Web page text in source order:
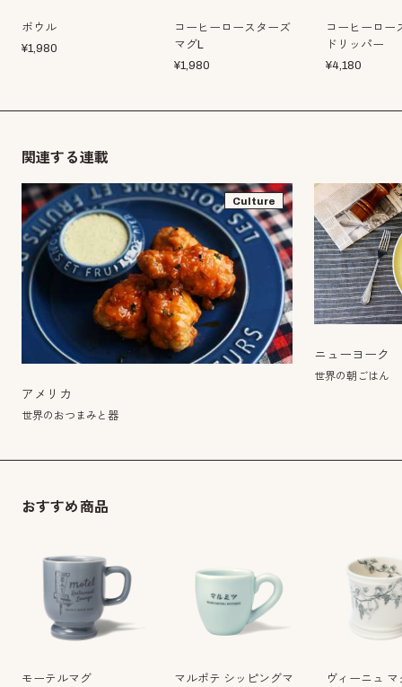
ボウル
¥1,980
コーヒーロースターズ
マグL
¥1,980
コーヒーロー
ドリッパー
¥4,180
関連する連載
Culture
アメリカ
世界のおつまみと器
ニューヨーク
世界の朝ごはん
おすすめ商品
モーテルマグ
マルポテ シッピングマ
ヴィーニュ マ